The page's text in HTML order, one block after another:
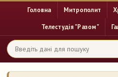
Головна Митрополит
Телестудія "Разом"